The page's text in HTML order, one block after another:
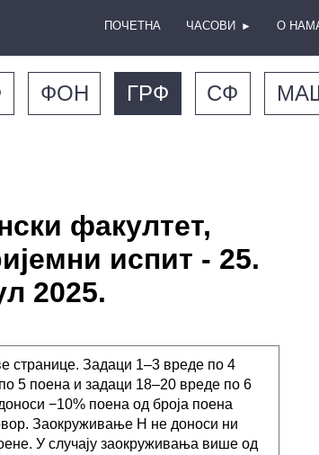
ПОЧЕТНА ЧАСОВИ ► О
ФОН ГРФ СФ
факултет,
испит - 25.
2025.
странице. Задаци 1–3 вреде по 4
5 поена и задаци 18–20 вреде по 6
−10% поена од броја поена
Заокруживање Н не доноси ни
У случају заокруживања више од